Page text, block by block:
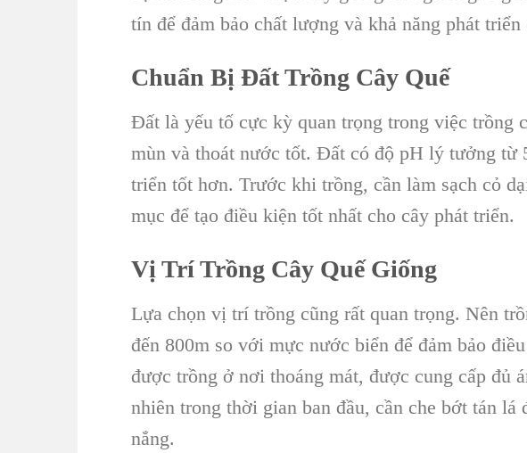
tín để đảm bảo chất lượng và khả năng phát triển
Chuẩn Bị Đất Trồng Cây Quế
Đất là yếu tố cực kỳ quan trọng trong việc trồng
mùn và thoát nước tốt. Đất có độ pH lý tưởng từ
triển tốt hơn. Trước khi trồng, cần làm sạch cỏ
mục để tạo điều kiện tốt nhất cho cây phát triển.
Vị Trí Trồng Cây Quế Giống
Lựa chọn vị trí trồng cũng rất quan trọng. Nên
đến 800m so với mực nước biển để đảm bảo
được trồng ở nơi thoáng mát, được cung cấp đủ
nhiên trong thời gian ban đầu, cần che bớt tán lá
nắng.